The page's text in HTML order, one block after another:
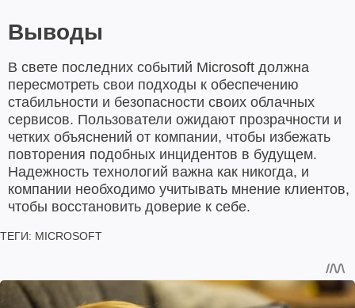
Выводы
В свете последних событий Microsoft должна
пересмотреть свои подходы к обеспечению
стабильности и безопасности своих облачных
сервисов. Пользователи ожидают прозрачности и
четких объяснений от компании, чтобы избежать
повторения подобных инцидентов в будущем.
Надежность технологий важна как никогда, и
компании необходимо учитывать мнение клиентов,
чтобы восстановить доверие к себе.
ТЕГИ: MICROSOFT